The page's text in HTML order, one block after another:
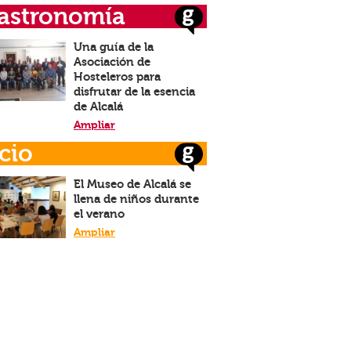
Una guía de la
Asociación de
Hosteleros para
disfrutar de la esencia
de Alcalá
Ampliar
El Museo de Alcalá se
llena de niños durante
el verano
Ampliar